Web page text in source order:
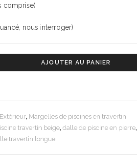
comprise)
nous interroger)
AJOUTER AU PANIER
, Margelles de piscines en travertin
travertin beige, dalle de piscine en pierre,
travertin longue